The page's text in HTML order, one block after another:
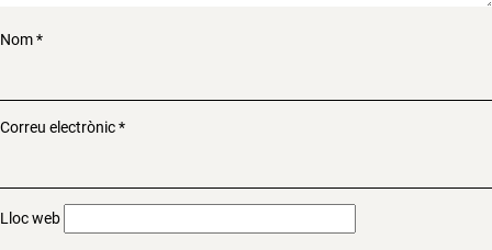
Nom*
Correu electrònic*
Lloc web